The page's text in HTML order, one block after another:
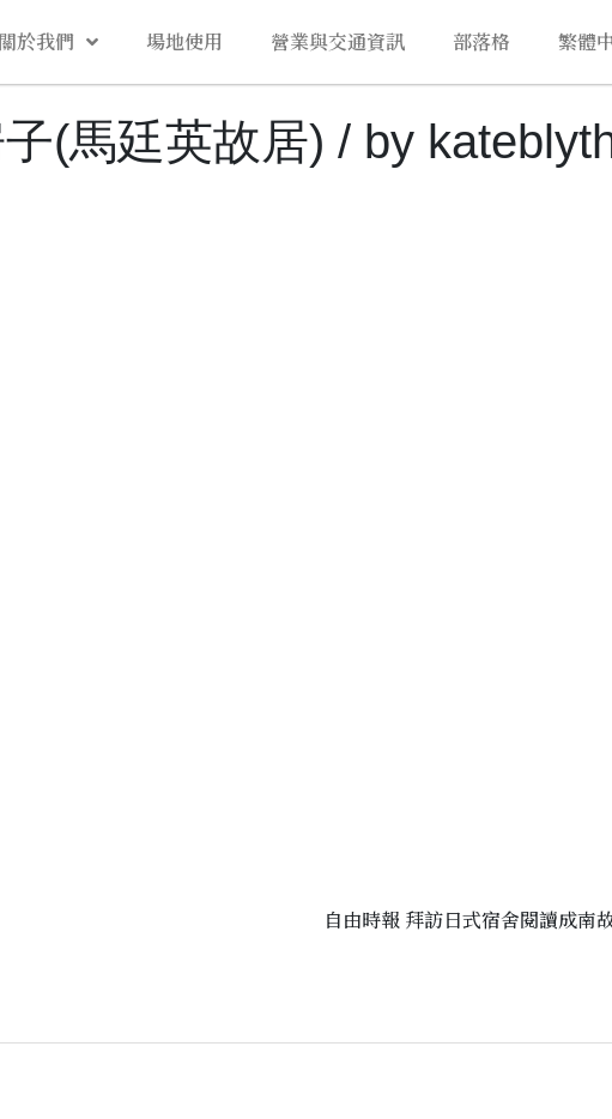
關於我們 場地使用 營業與交通資訊 部落格 繁體
(馬廷英故居) / by
自由時報 拜訪日式宿舍閱讀成南